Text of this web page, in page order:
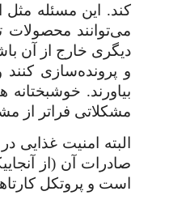
کند. این مسئله مثل
می‌توانند
دیگری خارج از آن
و پرونده‌سازی
بیاورند. خوشبختانه
مشکلاتی فراتر از
البته امنیت غذایی
صادرات آن (از
است و پروتکل